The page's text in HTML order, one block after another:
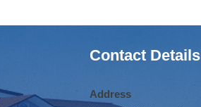
Contact Details
Address